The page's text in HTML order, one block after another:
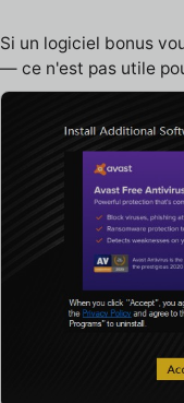
Si un logiciel bonus
— ce n'est pas utile